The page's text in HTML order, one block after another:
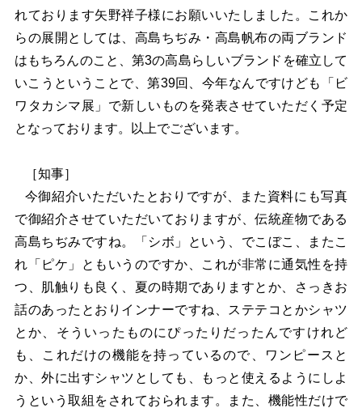
れております矢野祥子様にお願いいたしました。これか
らの展開としては、高島ちぢみ・高島帆布の両ブランド
はもちろんのこと、第3の高島らしいブランドを確立して
いこうということで、第39回、今年なんですけども「ビ
ワタカシマ展」で新しいものを発表させていただく予定
となっております。以上でございます。
［知事］
今御紹介いただいたとおりですが、また資料にも写真
で御紹介させていただいておりますが、伝統産物である
高島ちぢみですね。「シボ」という、でこぼこ、またこ
れ「ピケ」ともいうのですか、これが非常に通気性を持
つ、肌触りも良く、夏の時期でありますとか、さっきお
話のあったとおりインナーですね、ステテコとかシャツ
とか、そういったものにぴったりだったんですけれど
も、これだけの機能を持っているので、ワンピースと
か、外に出すシャツとしても、もっと使えるようにしよ
うという取組をされておられます。また、機能性だけで